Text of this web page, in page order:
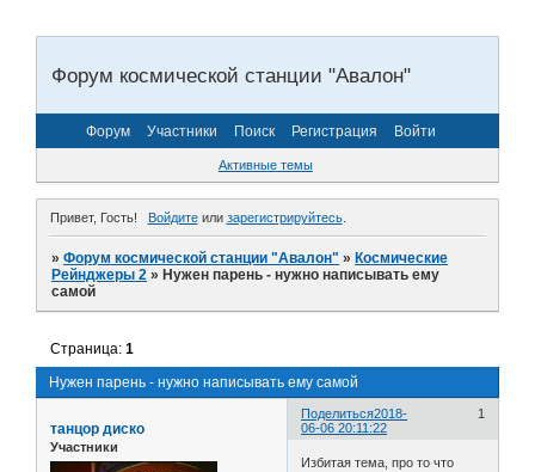
Форум космической станции "Авалон"
Форум Участники Поиск Регистрация Войти
Активные темы
Привет, Гость! Войдитеили зарегистрируйтесь.
»Форум космической станции "Авалон" »Космические
Рейнджеры 2 »Нужен парень - нужно написывать ему
самой
Нужен парень - нужно написывать ему самой
Страница:1
Поделиться 1
2018-
06-06 20:11:22
танцор диско
Участники
Избитая тема, про то что